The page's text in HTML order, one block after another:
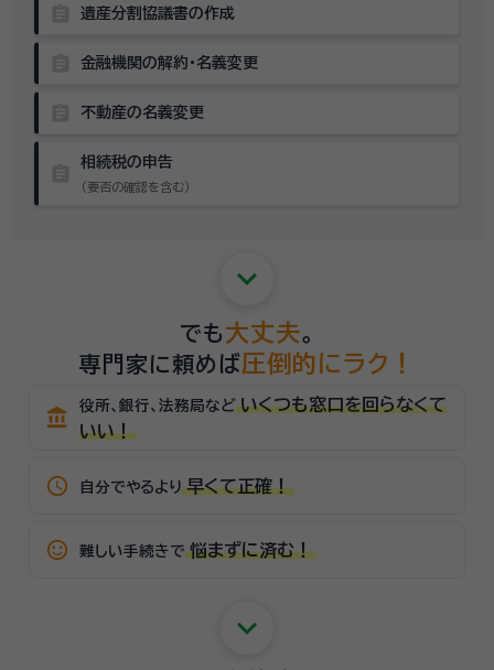
遺産分割協議書の作成
金融機関の解約・名義変更
不動産の名義変更
相続税の申告
（要否の確認を含む）
keyboard_arrow_down
でも 大丈夫。
専門家に頼めば圧倒的にラク！
account_balance 役所、銀行、法務局など いくつも窓口を回らなくて
いい！
schedule 自分でやるより 早くて正確！
sentiment_satisfied_alt 難しい手続きで 悩まずに済む！
keyboard_arrow_down